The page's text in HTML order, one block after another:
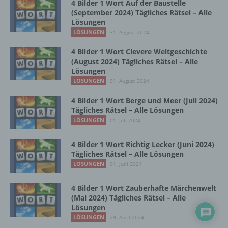
4 Bilder 1 Wort Auf der Baustelle
(September 2024) Tägliches Rätsel – Alle
Lösungen
LÖSUNGEN 31. August 2024
4 Bilder 1 Wort Clevere Weltgeschichte
(August 2024) Tägliches Rätsel – Alle
Lösungen
LÖSUNGEN 01. August 2024
4 Bilder 1 Wort Berge und Meer (Juli 2024)
Tägliches Rätsel – Alle Lösungen
LÖSUNGEN 01. Juli 2024
4 Bilder 1 Wort Richtig Lecker (Juni 2024)
Tägliches Rätsel – Alle Lösungen
LÖSUNGEN 01. Juni 2024
4 Bilder 1 Wort Zauberhafte Märchenwelt
(Mai 2024) Tägliches Rätsel – Alle
Lösungen
LÖSUNGEN 29. April 2024
Einschränkung der Verarbeitung ist die
Markierung gespeicherter
personenbezogener Daten mit dem Ziel, ihre
künftige Verarbeitung einzuschränken.
e) Profiling
Verarbeitung personenbezogener Daten, die
darin besteht, dass diese
personenbezogenen Daten verwendet
die sich auf eine natürliche Person beziehen,
zu bewerten, insbesondere, um Aspekte
bezüglich Arbeitsleistung, wirtschaftlicher
Lage, Gesundheit, persönlicher Vorlieben,
Interessen, Zuverlässigkeit, Verhalten,
Aufenthaltsort oder Ortswechsel dieser
natürlichen Person zu analysieren oder
vorherzusagen.